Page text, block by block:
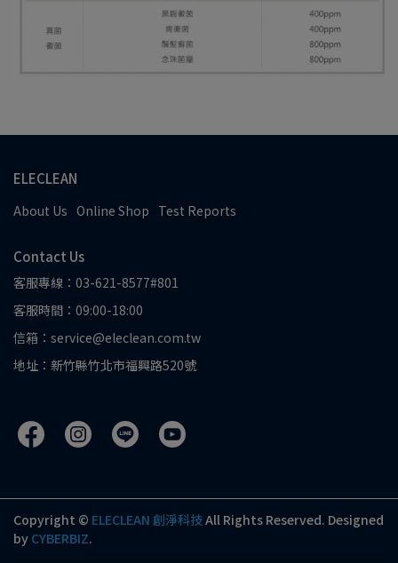
ELECLEAN
About Us Online Shop Test Reports
Contact Us
客服專線：03-621-8577#801
客服時間：09:00-18:00
信箱：service@eleclean.com.tw
地址：新竹縣竹北市福興路520號
Copyright © ELECLEAN 創淨科技All Rights Reserved. Designed
by CYBERBIZ.